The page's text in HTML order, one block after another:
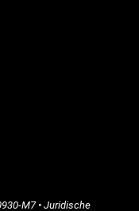
M7• Juridische